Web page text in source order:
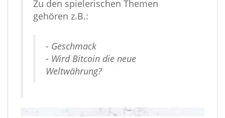
Zu den spielerischen Themen
gehören z.B.:
- Geschmack
- Wird Bitcoin die neue
Weltwährung?